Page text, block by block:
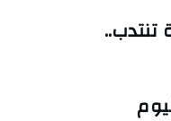
تنتدب..